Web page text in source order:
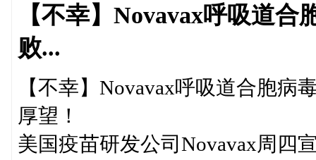
【不幸】Novavax呼吸道
败...
【不幸】Novavax呼吸道合胞
厚望！
美国疫苗研发公司Novavax周四